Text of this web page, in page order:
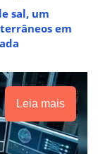
sal, um
em
Leia mais